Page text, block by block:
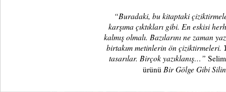
“Buradaki, bu kitaptaki
karşıma çıktıkları gibi. En eskisi
kalmış olmalı. Bazılarını ne zaman
birtakım metinlerin ön çiziktirmeleri.
tasarılar. Birçok yazıklanış…”
ürünü Bir Gölge Gibi